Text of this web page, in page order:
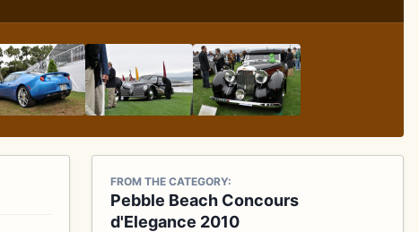
FROM THE CATEGORY:
Pebble Beach Concours
d'Elegance 2010